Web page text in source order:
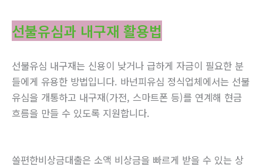
선불유심과 내구재 활용법
선불유심 내구재는 신용이 낮거나 급하게 자금이 필요한 분
들에게 유용한 방법입니다. 바넌피유심 정식업체에서는 선불
유심을 개통하고 내구재(가전, 스마트폰 등)를 연계해 현금
흐름을 만들 수 있도록 지원합니다.
쏠편한비상금대출은 소액 비상금을 빠르게 받을 수 있는 상